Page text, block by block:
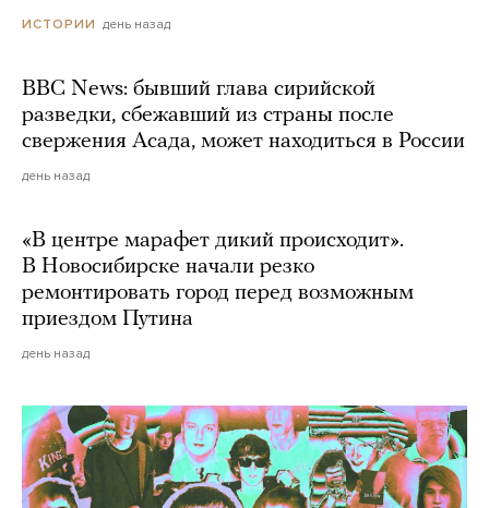
ИСТОРИИ день назад
BBC News: бывший глава сирийской
разведки, сбежавший из страны после
свержения Асада, может находиться в России
день назад
«В центре марафет дикий происходит».
В Новосибирске начали резко
ремонтировать город перед возможным
приездом Путина
день назад